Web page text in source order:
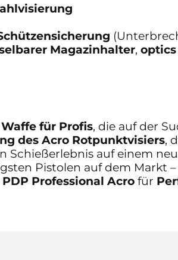
Magazinhalter,
Waffe für Profis, die auf der
des Acro Rotpunktvisiers,
Schießerlebnis auf einem
Pistolen auf dem Markt
Professional Acrofür